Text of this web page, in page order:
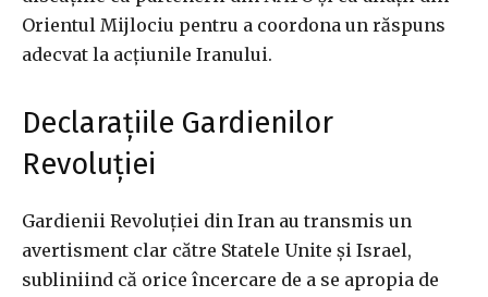
Orientul Mijlociu pentru a coordona un răspuns
adecvat la acțiunile Iranului.
Declarațiile Gardienilor
Revoluției
Gardienii Revoluției din Iran au transmis un
avertisment clar către Statele Unite și Israel,
subliniind că orice încercare de a se apropia de